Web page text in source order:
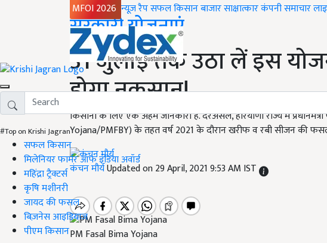
MFOI 2026 न्यूज़ रैपसफल किसानबाजारसाक्षात्कारकंपनी समाचार
#Top on Krishi Jagran
सफल किसान
मिलेनियर फार्मर ऑफ इंडिया अवॉर्ड
महिंद्रा ट्रैक्टर्स
कृषि मशीनरी
जायद की फसल
बिज़नेस आइडियाज
पीएम किसान
Home
सरकारी योजनाएं
31 जुलाई तक उठा लें इस
होगा नुकसान!
किसानों के लिए एक अहम जानकारी है. दरअसल, हरियाणा राज्य में
Yojana/PMFBY) के तहत वर्ष 2021 के दौरान खरीफ व रबी सीजन की
कंचन मौर्यUpdated on 29 April, 2021 9:53 AM IST
PM Fasal Bima Yojana